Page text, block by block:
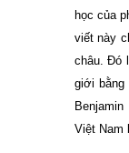
học của
viết này
châu. Đó
giới bằng
Việt Nam